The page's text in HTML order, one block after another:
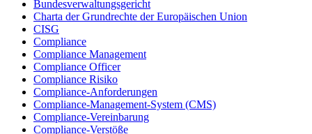
Bundesverwaltungsgericht
Charta der Grundrechte der Europäischen Union
CISG
Compliance
Compliance Management
Compliance Officer
Compliance Risiko
Compliance-Anforderungen
Compliance-Management-System (CMS)
Compliance-Vereinbarung
Compliance-Verstöße